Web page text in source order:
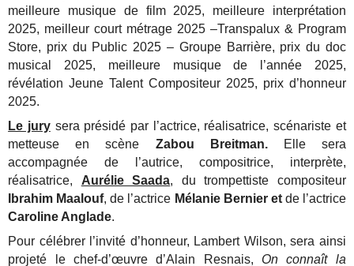
meilleure musique de film 2025, meilleure interprétation
2025, meilleur court métrage 2025 –Transpalux & Program
Store, prix du Public 2025 – Groupe Barrière, prix du doc
musical 2025, meilleure musique de l’année 2025,
révélation Jeune Talent Compositeur 2025, prix d’honneur
2025.
Le jurysera présidé par l’actrice, réalisatrice, scénariste et
metteuse en scène Zabou Breitman.Elle sera
accompagnée de l’autrice, compositrice, interprète,
réalisatrice, Aurélie Saada, du trompettiste compositeur
Ibrahim Maalouf, de l’actrice Mélanie Bernier etde l’actrice
Caroline Anglade.
Pour célébrer l’invité d’honneur, Lambert Wilson, sera ainsi
projeté le chef-d’œuvre d’Alain Resnais, On connaît la